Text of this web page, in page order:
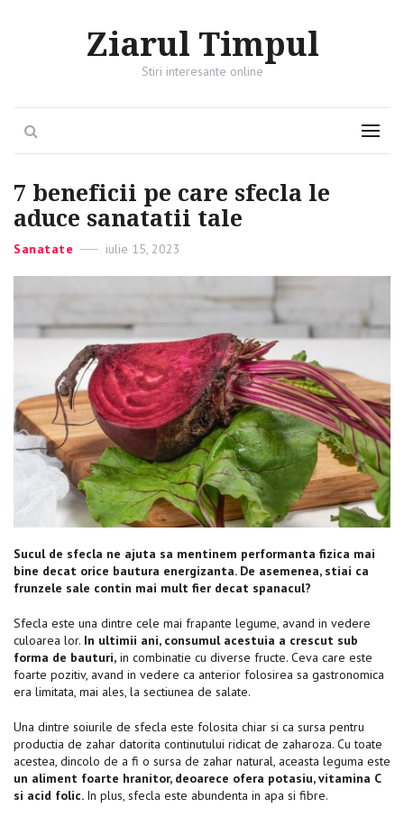
Ziarul Timpul
Stiri interesante online
Menu
7 beneficii pe care sfecla le
aduce sanatatii tale
Categories
Sanatate
Posted
iulie 15, 2023
Sucul de sfecla ne ajuta sa mentinem performanta fizica mai
bine decat orice bautura energizanta. De asemenea, stiai ca
frunzele sale contin mai mult fier decat spanacul?
Sfecla este una dintre cele mai frapante legume, avand in vedere
culoarea lor. In ultimii ani, consumul acestuia a crescut sub
forma de bauturi, in combinatie cu diverse fructe. Ceva care este
foarte pozitiv, avand in vedere ca anterior folosirea sa gastronomica
era limitata, mai ales, la sectiunea de salate.
Una dintre soiurile de sfecla este folosita chiar si ca sursa pentru
productia de zahar datorita continutului ridicat de zaharoza. Cu toate
acestea, dincolo de a fi o sursa de zahar natural, aceasta leguma este
un aliment foarte hranitor, deoarece ofera potasiu, vitamina C
si acid folic. In plus, sfecla este abundenta in apa si fibre.